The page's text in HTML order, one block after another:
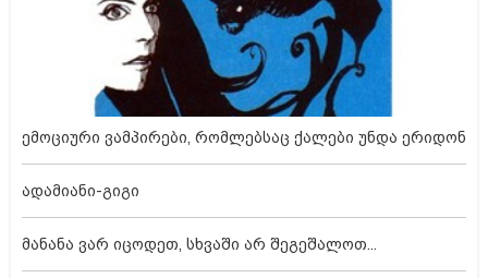
ემოციური ვამპირები, რომლებსაც ქალები უნდა ერიდონ
ადამიანი-გიგი
მანანა ვარ იცოდეთ, სხვაში არ შეგეშალოთ...